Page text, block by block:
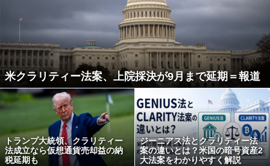
米クラリティー法案、上院採決が9月まで延期＝報道
トランプ大統領、クラリティー
法成立なら仮想通貨売却益の納
税延期も
ジーニアス法とクラリティー法
案の違いとは？米国の暗号資産2
大法案をわかりやすく解説